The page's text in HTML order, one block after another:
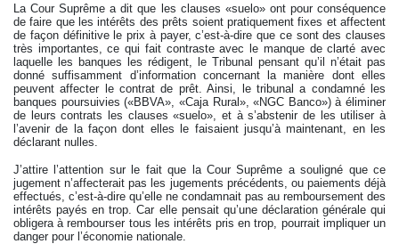
La Cour Suprême a dit que les clauses «suelo» ont pour conséquence
de faire que les intérêts des prêts soient pratiquement fixes et affectent
de façon définitive le prix à payer, c’est-à-dire que ce sont des clauses
très importantes, ce qui fait contraste avec le manque de clarté avec
laquelle les banques les rédigent, le Tribunal pensant qu’il n’était pas
donné suffisamment d’information concernant la manière dont elles
peuvent affecter le contrat de prêt. Ainsi, le tribunal a condamné les
banques poursuivies («BBVA», «Caja Rural», «NGC Banco») à éliminer
de leurs contrats les clauses «suelo», et à s’abstenir de les utiliser à
l’avenir de la façon dont elles le faisaient jusqu’à maintenant, en les
déclarant nulles.
J’attire l’attention sur le fait que la Cour Suprême a souligné que ce
jugement n’affecterait pas les jugements précédents, ou paiements déjà
effectués, c’est-à-dire qu’elle ne condamnait pas au remboursement des
intérêts payés en trop. Car elle pensait qu’une déclaration générale qui
obligera à rembourser tous les intérêts pris en trop, pourrait impliquer un
danger pour l’économie nationale.